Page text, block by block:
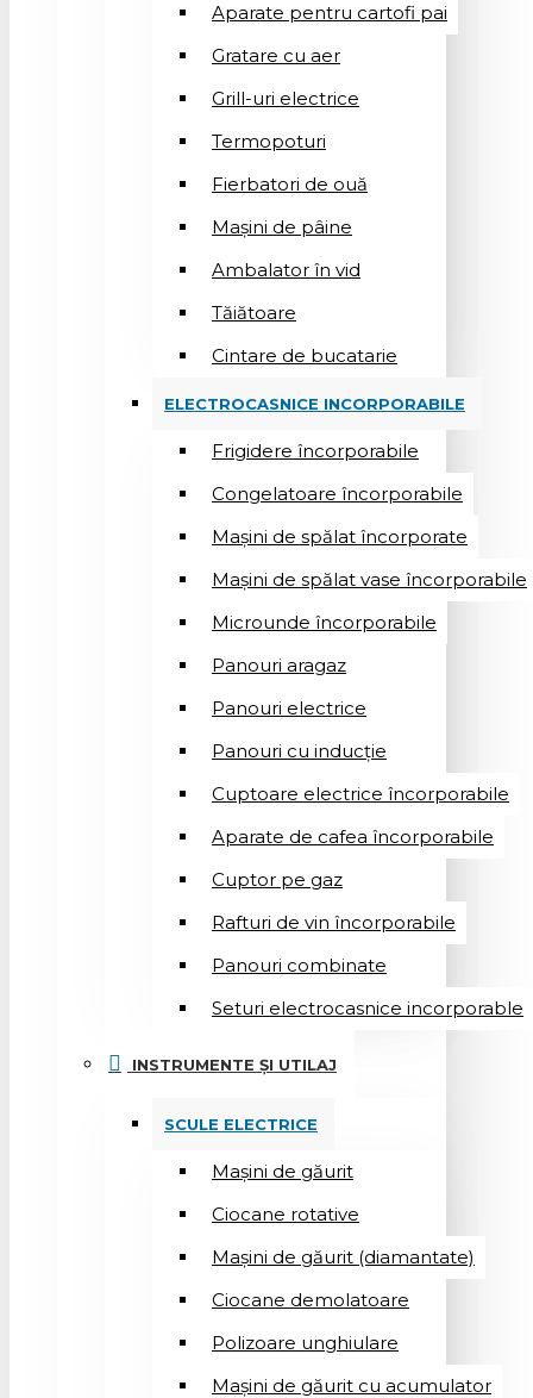
Aparate pentru cartofi pai
Gratare cu aer
Grill-uri electrice
Termopoturi
Fierbatori de ouă
Mașini de pâine
Ambalator în vid
Tăiătoare
Cintare de bucatarie
ELECTROCASNICE INCORPORABILE
Frigidere încorporabile
Congelatoare încorporabile
Mașini de spălat încorporate
Mașini de spălat vase încorporabile
Microunde încorporabile
Panouri aragaz
Panouri electrice
Panouri cu inducție
Cuptoare electrice încorporabile
Aparate de cafea încorporabile
Cuptor pe gaz
Rafturi de vin încorporabile
Panouri combinate
Seturi electrocasnice incorporable
INSTRUMENTE ȘI UTILAJ
SCULE ELECTRICE
Mașini de găurit
Ciocane rotative
Mașini de găurit (diamantate)
Ciocane demolatoare
Polizoare unghiulare
Mașini de găurit cu acumulator